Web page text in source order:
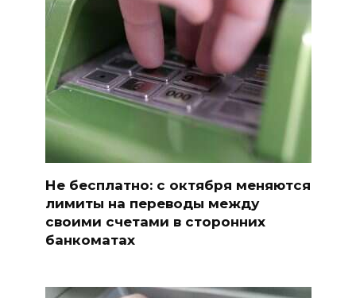
Не бесплатно: с октября меняются
лимиты на переводы между
своими счетами в сторонних
банкоматах